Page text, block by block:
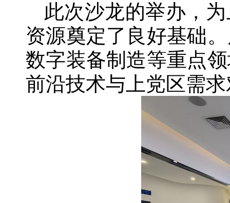
此次沙龙的举办，
资源奠定了良好基础
数字装备制造等重点
前沿技术与上党区需